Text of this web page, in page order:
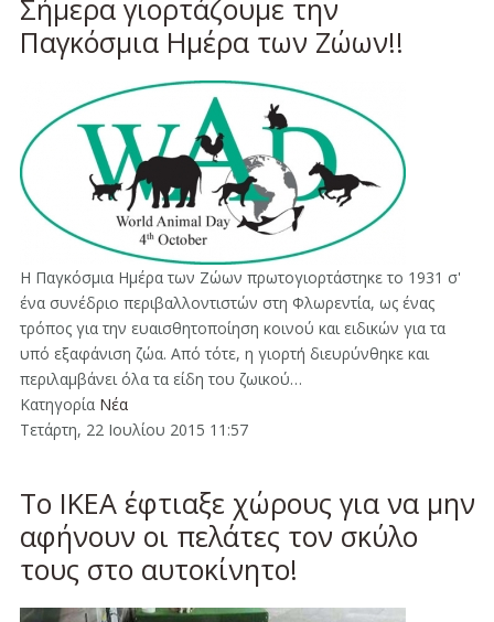
Σήμερα γιορτάζουμε την
Παγκόσμια Ημέρα των Ζώων!!
Η Παγκόσμια Ημέρα των Ζώων πρωτογιορτάστηκε το 1931 σ'
ένα συνέδριο περιβαλλοντιστών στη Φλωρεντία, ως ένας
τρόπος για την ευαισθητοποίηση κοινού και ειδικών για τα
υπό εξαφάνιση ζώα. Από τότε, η γιορτή διευρύνθηκε και
περιλαμβάνει όλα τα είδη του ζωικού…
Κατηγορία Νέα
Τετάρτη, 22 Ιουλίου 2015 11:57
Το ΙΚΕΑ έφτιαξε χώρους για να μην
αφήνουν οι πελάτες τον σκύλο
τους στο αυτοκίνητο!